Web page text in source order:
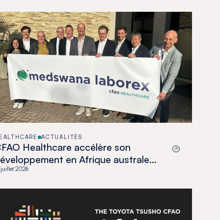
ACTUALITÉS
Healthcare accélère son
en Afrique australe
l’acquisition de Medswana au
juillet 2026